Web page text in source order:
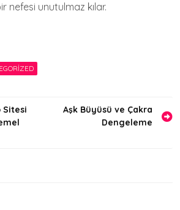
nefesi unutulmaz kılar.
Sitesi
Aşk Büyüsü ve Çakra
Dengeleme